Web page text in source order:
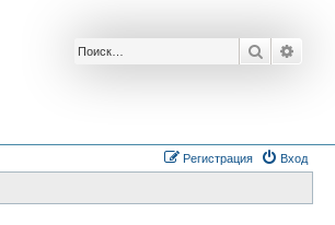
Поиск
Вход
Регистрация